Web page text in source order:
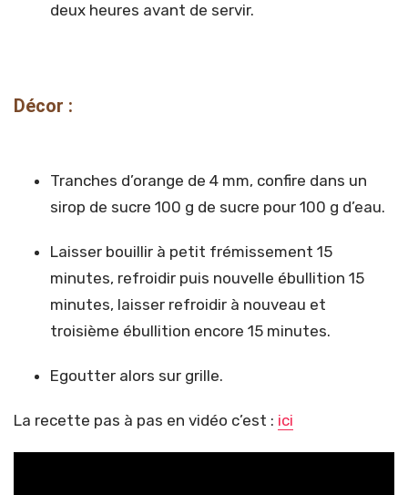
deux heures avant de servir.
Décor :
Tranches d’orange de 4 mm, confire dans un
sirop de sucre 100 g de sucre pour 100 g d’eau.
Laisser bouillir à petit frémissement 15
minutes, refroidir puis nouvelle ébullition 15
minutes, laisser refroidir à nouveau et
troisième ébullition encore 15 minutes.
Egoutter alors sur grille.
La recette pas à pas en vidéo c’est : ici